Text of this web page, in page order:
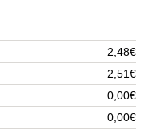
2,48€
2,51€
0,00€
0,00€